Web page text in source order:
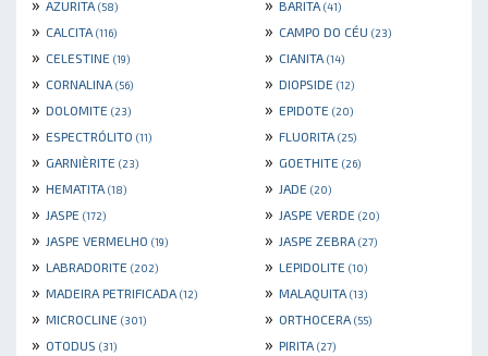
AZURITA (58) BARITA (41)
» CALCITA (116) » CAMPO DO CÉU (23)
» CELESTINE (19) » CIANITA (14)
» CORNALINA (56) » DIOPSIDE (12)
» DOLOMITE (23) » EPIDOTE (20)
» ESPECTRÓLITO (11) » FLUORITA (25)
» GARNIÈRITE (23) » GOETHITE (26)
» HEMATITA (18) » JADE (20)
» JASPE (172) » JASPE VERDE (20)
» JASPE VERMELHO (19) » JASPE ZEBRA (27)
» LABRADORITE (202) » LEPIDOLITE (10)
» MADEIRA PETRIFICADA (12) » MALAQUITA (13)
» MICROCLINE (301) » ORTHOCERA (55)
» OTODUS (31) » PIRITA (27)